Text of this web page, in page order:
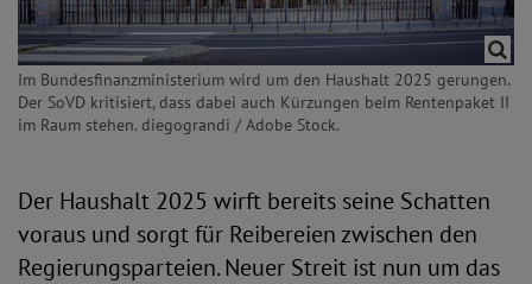
Im Bundesfinanzministerium wird um den Haushalt 2025 gerungen.
Der SoVD kritisiert, dass dabei auch Kürzungen beim Rentenpaket II
im Raum stehen. diegograndi / Adobe Stock.
Der Haushalt 2025 wirft bereits seine Schatten
voraus und sorgt für Reibereien zwischen den
Regierungsparteien. Neuer Streit ist nun um das